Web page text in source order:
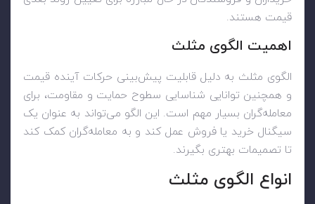
قیمت هستند.
اهمیت الگوی مثلث
الگوی مثلث به دلیل قابلیت پیش‌بینی حرکات آینده قیمت
و همچنین توانایی شناسایی سطوح حمایت و مقاومت، برای
معامله‌گران بسیار مهم است. این الگو می‌تواند به عنوان یک
سیگنال خرید یا فروش عمل کند و به معامله‌گران کمک کند
تا تصمیمات بهتری بگیرند.
انواع الگوی مثلث